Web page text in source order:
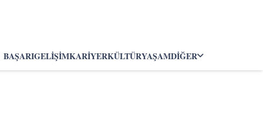
BAŞARIGELIŞIMKARIYERKÜLTÜRYAŞAMDIĞER